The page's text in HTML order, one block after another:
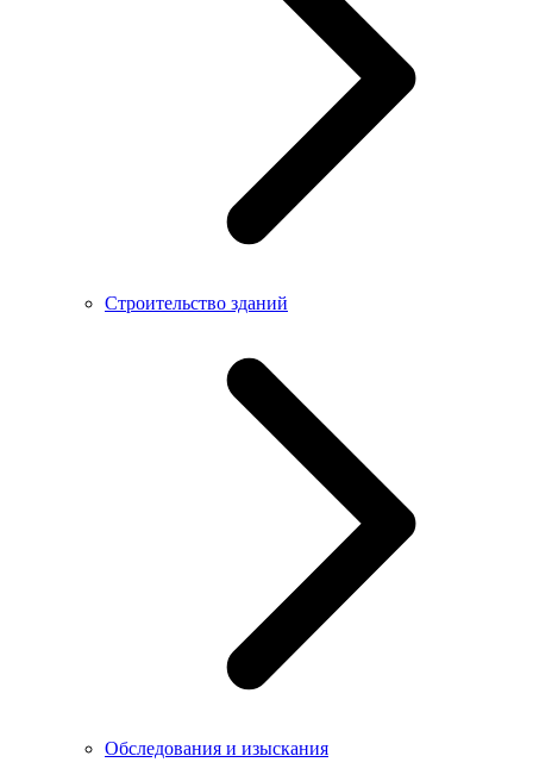
Строительство зданий
Обследования и изыскания